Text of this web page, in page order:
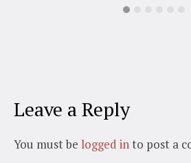
Leave a Reply
You must be logged into post a